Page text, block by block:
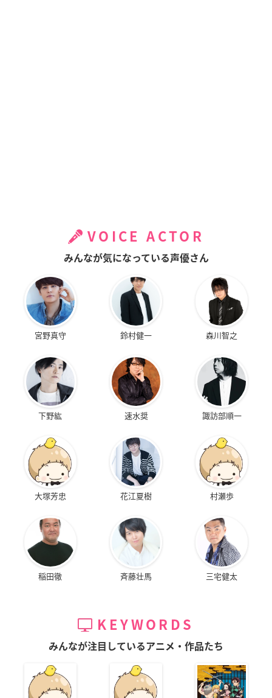
VOICE ACTOR
みんなが気になっている声優さん
宮野真守 鈴村健一 森川智之
下野紘 速水奨 諏訪部順一
大塚芳忠 花江夏樹 村瀬歩
稲田徹 斉藤壮馬 三宅健太
KEYWORDS
みんなが注目しているアニメ・作品たち